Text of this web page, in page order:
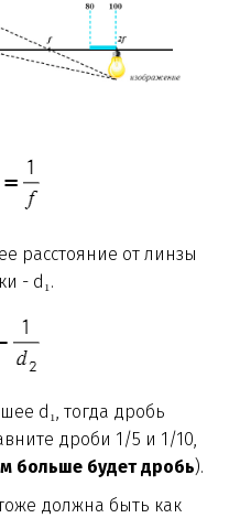
расстояние от линзы
- d₁.
d₁, тогда дробь
дроби 1/5 и 1/10,
больше будет дробь).
должна быть как